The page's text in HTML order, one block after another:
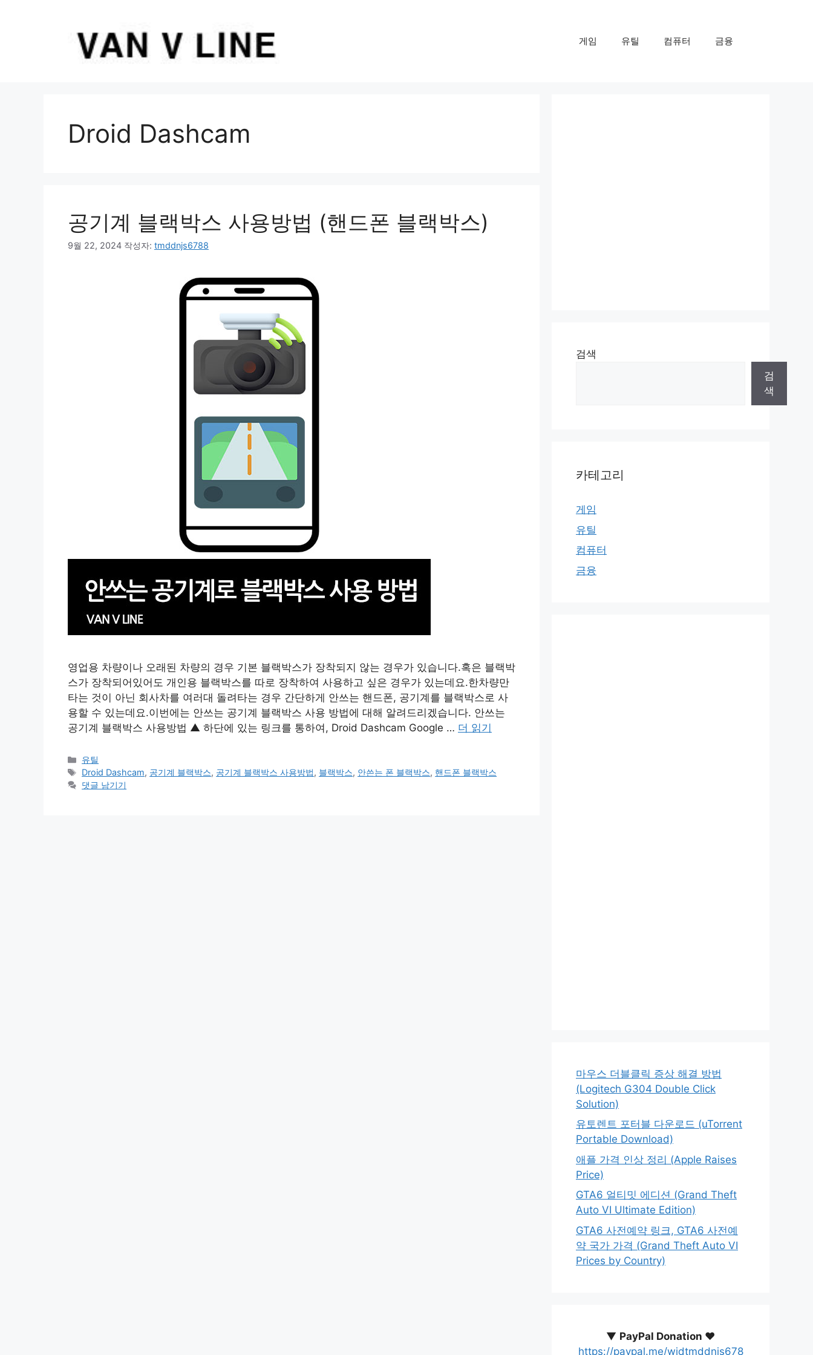
게임 유틸 컴퓨터 금융
Droid Dashcam
공기계 블랙박스 사용방법 (핸드폰 블랙박스)
9월 22, 2024 작성자: tmddnjs6788
영업용 차량이나 오래된 차량의 경우 기본 블랙박스가 장착되지 않는 경우가 있습니다.혹은 블랙박
스가 장착되어있어도 개인용 블랙박스를 따로 장착하여 사용하고 싶은 경우가 있는데요.한차량만
타는 것이 아닌 회사차를 여러대 돌려타는 경우 간단하게 안쓰는 핸드폰, 공기계를 블랙박스로 사
용할 수 있는데요.이번에는 안쓰는 공기계 블랙박스 사용 방법에 대해 알려드리겠습니다. 안쓰는
공기계 블랙박스 사용방법 ▲ 하단에 있는 링크를 통하여, Droid Dashcam Google … 더 읽기
카
테
고
유틸
태
그
Droid Dashcam, 공기계 블랙박스, 공기계 블랙박스 사용방법, 블랙박스, 안쓴는 폰 블랙박스, 핸드폰 블랙박스
댓글 남기기
검색
검
색
카테고리
게임
유틸
컴퓨터
금융
마우스 더블클릭 증상 해결 방법
(Logitech G304 Double Click
Solution)
유토렌트 포터블 다운로드 (uTorrent
Portable Download)
애플 가격 인상 정리 (Apple Raises
Price)
GTA6 얼티밋 에디션 (Grand Theft
Auto VI Ultimate Edition)
GTA6 사전예약 링크, GTA6 사전예
약 국가 가격 (Grand Theft Auto VI
Prices by Country)
▼ PayPal Donation ♥️
https://paypal.me/wjdtmddnjs678